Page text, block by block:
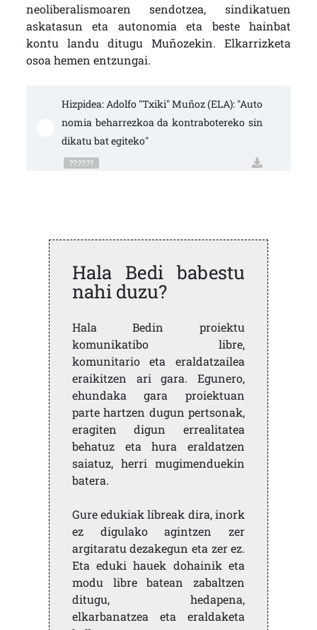
neoliberalismoaren sendotzea, sindikatuen
askatasun eta autonomia eta beste hainbat
kontu landu ditugu Muñozekin. Elkarrizketa
osoa hemen entzungai.
Hizpidea: Adolfo "Txiki" Muñoz (ELA): "Auto
nomia beharrezkoa da kontrabotereko sin
dikatu bat egiteko"
??:??:??
Hala Bedi babestu
nahi duzu?
Hala Bedin proiektu
komunikatibo libre,
komunitario eta eraldatzailea
eraikitzen ari gara. Egunero,
ehundaka gara proiektuan
parte hartzen dugun pertsonak,
eragiten digun errealitatea
behatuz eta hura eraldatzen
saiatuz, herri mugimenduekin
batera.
Gure edukiak libreak dira, inork
ez digulako agintzen zer
argitaratu dezakegun eta zer ez.
Eta eduki hauek dohainik eta
modu libre batean zabaltzen
ditugu, hedapena,
elkarbanatzea eta eraldaketa